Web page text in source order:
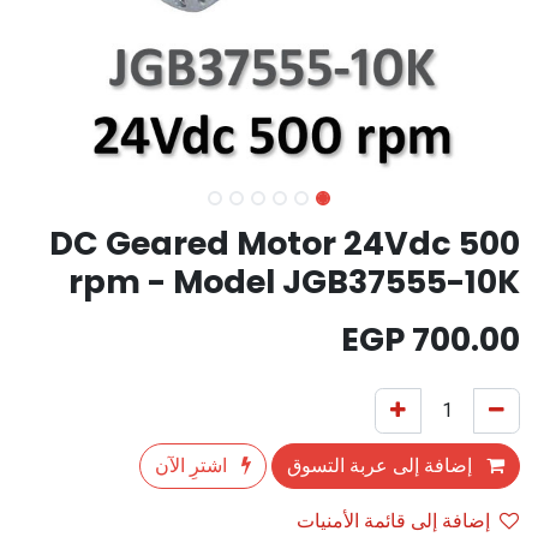
DC Geared Motor 24Vdc 500
rpm - Model JGB37555-10K
700.00
إضافة إلى عربة التسوق
اشترِ الآن
إضافة إلى قائمة الأمنيات